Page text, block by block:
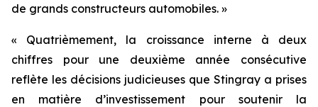
de grands constructeurs automobiles. »
« Quatrièmement, la croissance interne à deux
chiffres pour une deuxième année consécutive
reflète les décisions judicieuses que Stingray a prises
en matière d’investissement pour soutenir la